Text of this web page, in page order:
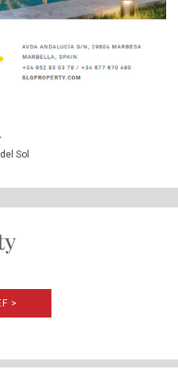
Sol
>